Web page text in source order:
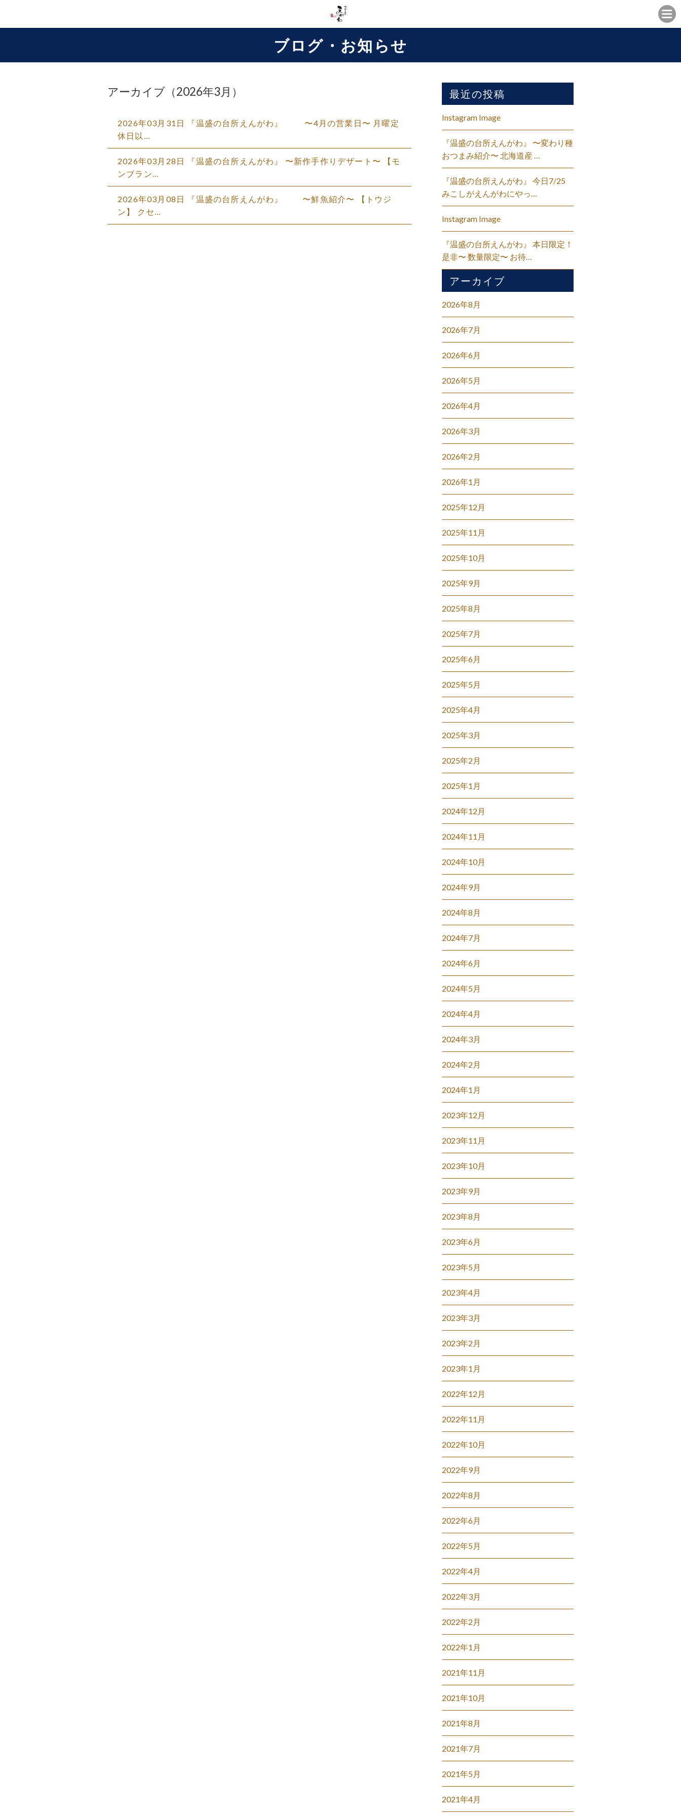
ブログ・お知らせ
アーカイブ（2026年3月）
2026年03月31日
『温盛の台所えんがわ』 〜4月の営業日〜 月曜定
休日以…
2026年03月28日
『温盛の台所えんがわ』 〜新作手作りデザート〜 【モ
ンブラン…
2026年03月08日
『温盛の台所えんがわ』 〜鮮魚紹介〜 【トウジ
ン】 クセ…
最近の投稿
Instagram Image
『温盛の台所えんがわ』 〜変わり種
おつまみ紹介〜 北海道産 …
『温盛の台所えんがわ』 今日7/25
みこしがえんがわにやっ…
Instagram Image
『温盛の台所えんがわ』 本日限定！
是非〜 数量限定〜 お待…
アーカイブ
2026年8月
2026年7月
2026年6月
2026年5月
2026年4月
2026年3月
2026年2月
2026年1月
2025年12月
2025年11月
2025年10月
2025年9月
2025年8月
2025年7月
2025年6月
2025年5月
2025年4月
2025年3月
2025年2月
2025年1月
2024年12月
2024年11月
2024年10月
2024年9月
2024年8月
2024年7月
2024年6月
2024年5月
2024年4月
2024年3月
2024年2月
2024年1月
2023年12月
2023年11月
2023年10月
2023年9月
2023年8月
2023年6月
2023年5月
2023年4月
2023年3月
2023年2月
2023年1月
2022年12月
2022年11月
2022年10月
2022年9月
2022年8月
2022年6月
2022年5月
2022年4月
2022年3月
2022年2月
2022年1月
2021年11月
2021年10月
2021年8月
2021年7月
2021年5月
2021年4月